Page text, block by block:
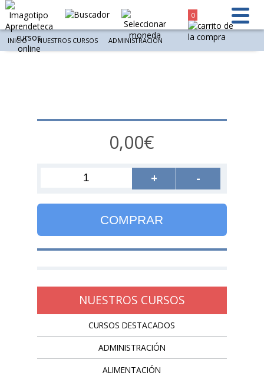
0
INICIO NUESTROS CURSOS ADMINISTRACIÓN
0,00€
+ -
COMPRAR
NUESTROS CURSOS
CURSOS DESTACADOS
ADMINISTRACIÓN
ALIMENTACIÓN